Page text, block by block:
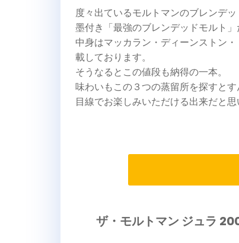
度々出ているモルトマンのブレンデ
墨付き「最強のブレンデッドモルト」
中身はマッカラン・ディーンストン
載しております。
そうなるとこの値段も納得の一本。
味わいもこの３つの蒸留所を探すと
目線でお楽しみいただける出来だと思
ザ・モルトマン ジュラ